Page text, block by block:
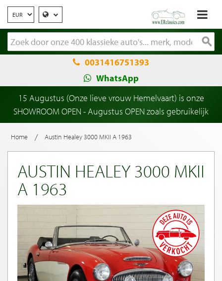
0031416751393
WhatsApp
15 Augustus (Onze lieve vrouw Hemelvaart) is onze
SHOWROOM OPEN - Augustus OPEN zoals gebruikelijk
Home / Austin Healey 3000 MKII A 1963
AUSTIN HEALEY 3000 MKII
A 1963